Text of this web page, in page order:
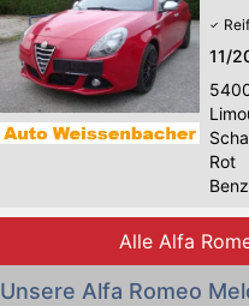
11/
Rot
Alle Alfa
Unsere Alfa Romeo